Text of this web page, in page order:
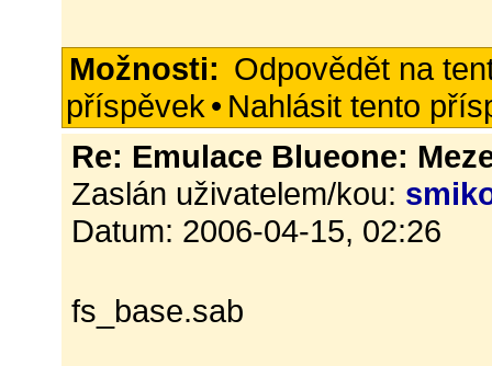
Možnosti: Odpovědět na
příspěvek • Nahlásit tento
Re: Emulace Blueone:
Zaslán uživatelem/kou:
Datum: 2006-04-15, 02:26
fs_base.sab